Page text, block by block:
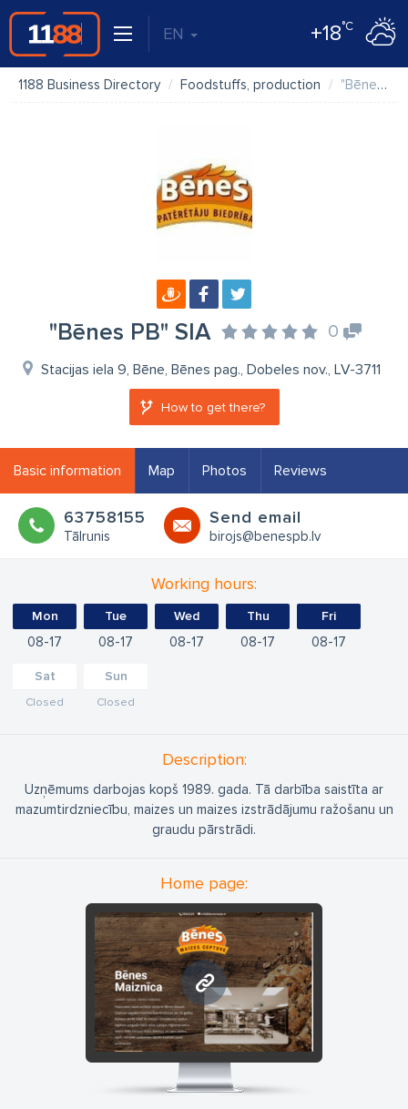
EN +18°C
1188 Business Directory Foodstuffs, production "Bēnes PB" SIA
"Bēnes PB" SIA 0
Stacijas iela 9, Bēne, Bēnes pag., Dobeles nov., LV-3711
How to get there?
Basic information Map Photos Reviews
63758155
Tālrunis
Send email
birojs@benespb.lv
Working hours:
Mon
08 17
Tue
08 17
Wed
08 17
Thu
08 17
Fri
08 17
Sat
Closed
Sun
Closed
Description:
Uzņēmums darbojas kopš 1989. gada. Tā darbība saistīta ar
mazumtirdzniecību, maizes un maizes izstrādājumu ražošanu un
graudu pārstrādi.
Home page:
benesmaize.lv